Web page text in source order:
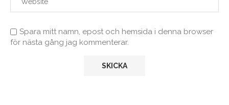
Spara mitt namn, epost och hemsida i denna browser
för nästa gång jag kommenterar.